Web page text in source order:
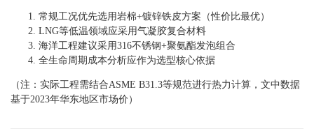
常规工况优先选用岩棉+镀锌铁皮方案（性价比最优）
LNG等低温领域应采用气凝胶复合材料
海洋工程建议采用316不锈钢+聚氨酯发泡组合
全生命周期成本分析应作为选型核心依据
（注：实际工程需结合ASME B31.3等规范进行热力计算，文中数据
基于2023年华东地区市场价）